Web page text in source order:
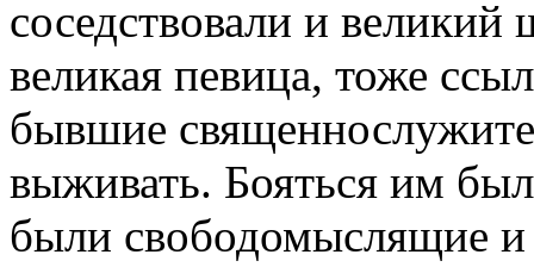
соседствовали и
великая певица, тоже
бывшие
выживать. Бояться им
были свободомыслящие